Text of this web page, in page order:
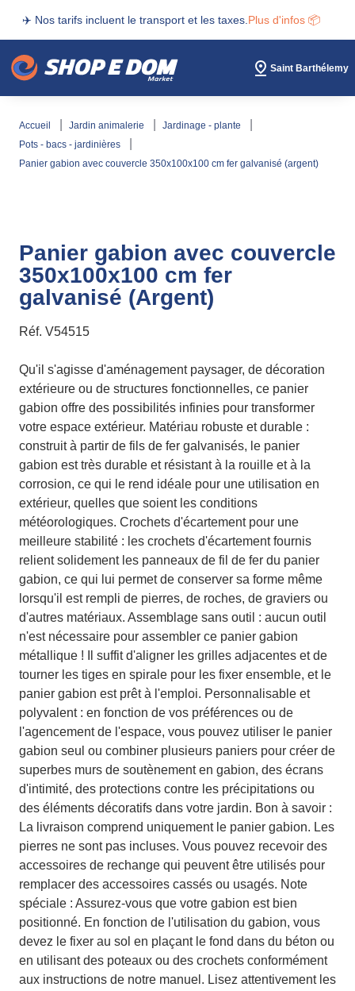
✈️ Nos tarifs incluent le transport et les taxes. Plus d'infos 📦
Saint Barthélemy
accueil jardin animalerie
jardinage - plante
pots - bacs - jardinières
panier gabion avec couvercle 350x100x100 cm fer galvanisé (argent)
Panier gabion avec couvercle
350x100x100 cm fer
galvanisé (Argent)
Réf. V54515
Qu'il s'agisse d'aménagement paysager, de décoration
extérieure ou de structures fonctionnelles, ce panier
gabion offre des possibilités infinies pour transformer
votre espace extérieur. Matériau robuste et durable :
construit à partir de fils de fer galvanisés, le panier
gabion est très durable et résistant à la rouille et à la
corrosion, ce qui le rend idéale pour une utilisation en
extérieur, quelles que soient les conditions
météorologiques. Crochets d'écartement pour une
meilleure stabilité : les crochets d'écartement fournis
relient solidement les panneaux de fil de fer du panier
gabion, ce qui lui permet de conserver sa forme même
lorsqu'il est rempli de pierres, de roches, de graviers ou
d'autres matériaux. Assemblage sans outil : aucun outil
n'est nécessaire pour assembler ce panier gabion
métallique ! Il suffit d'aligner les grilles adjacentes et de
tourner les tiges en spirale pour les fixer ensemble, et le
panier gabion est prêt à l'emploi. Personnalisable et
polyvalent : en fonction de vos préférences ou de
l'agencement de l'espace, vous pouvez utiliser le panier
gabion seul ou combiner plusieurs paniers pour créer de
superbes murs de soutènement en gabion, des écrans
d'intimité, des protections contre les précipitations ou
des éléments décoratifs dans votre jardin. Bon à savoir :
La livraison comprend uniquement le panier gabion. Les
pierres ne sont pas incluses. Vous pouvez recevoir des
accessoires de rechange qui peuvent être utilisés pour
remplacer des accessoires cassés ou usagés. Note
spéciale : Assurez-vous que votre gabion est bien
positionné. En fonction de l'utilisation du gabion, vous
devez le fixer au sol en plaçant le fond dans du béton ou
en utilisant des poteaux ou des crochets conformément
aux instructions de notre manuel. Lisez attentivement les